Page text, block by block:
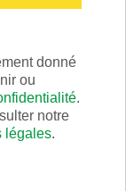
donné
ou
.
notre
légales.